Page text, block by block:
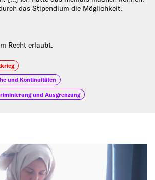
das Stipendium die Möglichkeit.
Recht erlaubt.
und Kontinuitäten
und Ausgrenzung